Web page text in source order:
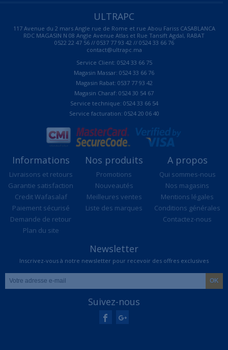
ULTRAPC
117 Avenue du 2 mars Angle rue de Rome et rue Abou Fariss CASABLANCA
RDC MAGASIN N 08 Angle Avenue Atlas et Rue Tansift Agdal, RABAT
0522 22 47 56 // 0537 77 93 42 // 0524 33 66 76
contact@ultrapc.ma
Service Client: 0524 33 66 75
Magasin Massar: 0524 33 66 76
Magasin Rabat: 0537 77 93 42
Magasin Charaf: 0524 30 54 67
Service technique: 0524 33 66 54
Service facturation: 0524 20 06 40
Informations
Livraisons et retours
Garantie satisfaction
Credit Wafasalaf
Paiement sécurisé
Demande de retour
Plan du site
Nos produits
Promotions
Nouveautés
Meilleures ventes
Liste des marques
A propos
Qui sommes-nous
Nos magasins
Mentions légales
Conditions générales
Contactez-nous
Newsletter
Inscrivez-vous à notre newsletter pour recevoir des offres exclusives
Suivez-nous